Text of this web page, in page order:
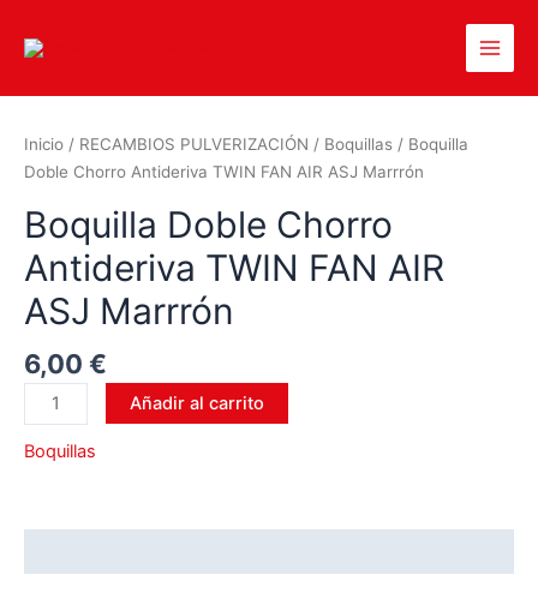
Inicio / RECAMBIOS PULVERIZACIÓN / Boquillas / Boquilla
Doble Chorro Antideriva TWIN FAN AIR ASJ Marrrón
Boquilla Doble Chorro
Antideriva TWIN FAN AIR
ASJ Marrrón
6,00 €
Añadir al carrito
Boquillas